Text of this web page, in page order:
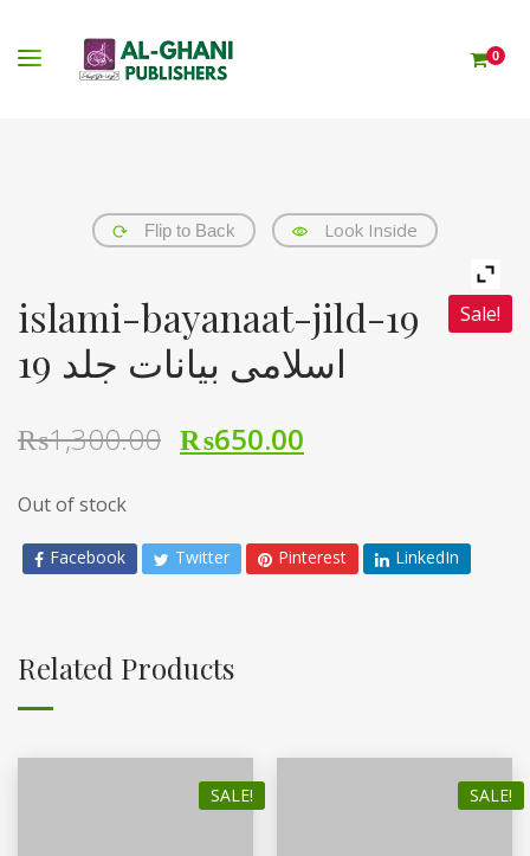
0
Flip to Back Look Inside
Sale!
islami-bayanaat-jild-19
اسلامی بیانات جلد 19
₨1,300.00 ₨650.00
Out of stock
Facebook Twitter Pinterest LinkedIn
Related Products
SALE! SALE!